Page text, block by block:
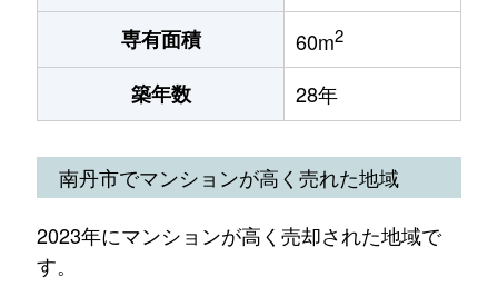
専有面積 60m2
築年数 28年
南丹市でマンションが高く売れた地域
2023年にマンションが高く売却された地域で
す。